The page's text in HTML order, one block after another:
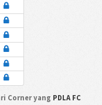
Corner yang PDLA FC